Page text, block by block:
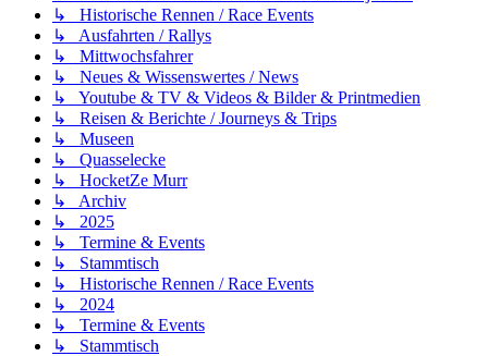
↳ Historische Rennen / Race Events
↳ Ausfahrten / Rallys
↳ Mittwochsfahrer
↳ Neues & Wissenswertes / News
↳ Youtube & TV & Videos & Bilder & Printmedien
↳ Reisen & Berichte / Journeys & Trips
↳ Museen
↳ Quasselecke
↳ HocketZe Murr
↳ Archiv
↳ 2025
↳ Termine & Events
↳ Stammtisch
↳ Historische Rennen / Race Events
↳ 2024
↳ Termine & Events
↳ Stammtisch